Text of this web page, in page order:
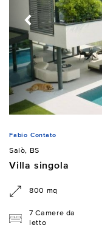
Fabio Contato
Salò, BS
Villa singola
800 mq
7 Camere da
letto